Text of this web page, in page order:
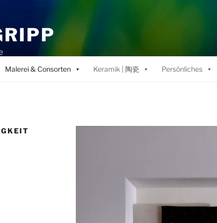
Malerei & Consorten Keramik | 陶瓷 Persönliches